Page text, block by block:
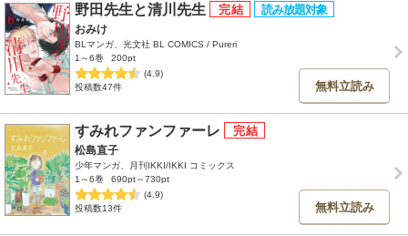
野田先生と清川先生
おみけ
BLマンガ、光文社 BL COMICS / Pureri
1～6巻
200pt
(4.9)
投稿数47件
無料立読み
すみれファンファーレ
松島直子
少年マンガ、月刊IKKI/IKKI コミックス
1～6巻
690pt～730pt
(4.9)
投稿数13件
無料立読み